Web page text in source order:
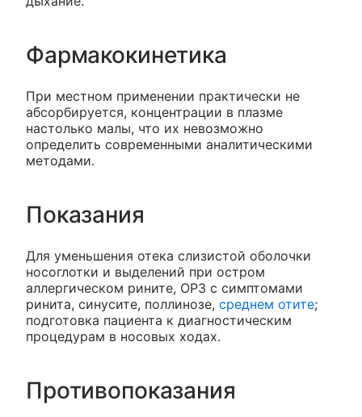
Фармакокинетика
При местном применении практически не
абсорбируется, концентрации в плазме
настолько малы, что их невозможно
определить современными аналитическими
методами.
Показания
Для уменьшения отека слизистой оболочки
носоглотки и выделений при остром
аллергическом рините, ОРЗ с симптомами
ринита, синусите, поллинозе, среднем отите;
подготовка пациента к диагностическим
процедурам в носовых ходах.
Противопоказания